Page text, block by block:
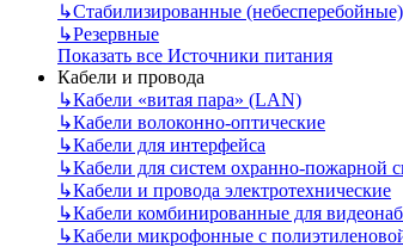
↳Стабилизированные (небесперебойные)
↳Резервные
Показать все Источники питания
Кабели и провода
↳Кабели «витая пара» (LAN)
↳Кабели волоконно-оптические
↳Кабели для интерфейса
↳Кабели для систем охранно-пожарной
↳Кабели и провода электротехнические
↳Кабели комбинированные для
↳Кабели микрофонные с